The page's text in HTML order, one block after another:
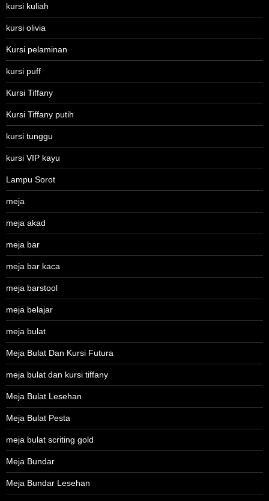
kursi kuliah
kursi olivia
Kursi pelaminan
kursi puff
Kursi Tiffany
Kursi Tiffany putih
kursi tunggu
kursi VIP kayu
Lampu Sorot
meja
meja akad
meja bar
meja bar kaca
meja barstool
meja belajar
meja bulat
Meja Bulat Dan Kursi Futura
meja bulat dan kursi tiffany
Meja Bulat Lesehan
Meja Bulat Pesta
meja bulat scriting gold
Meja Bundar
Meja Bundar Lesehan